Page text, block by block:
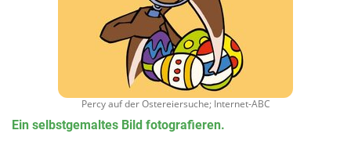
Percy auf der Ostereiersuche; Internet-ABC
Ein selbstgemaltes Bild fotografieren.